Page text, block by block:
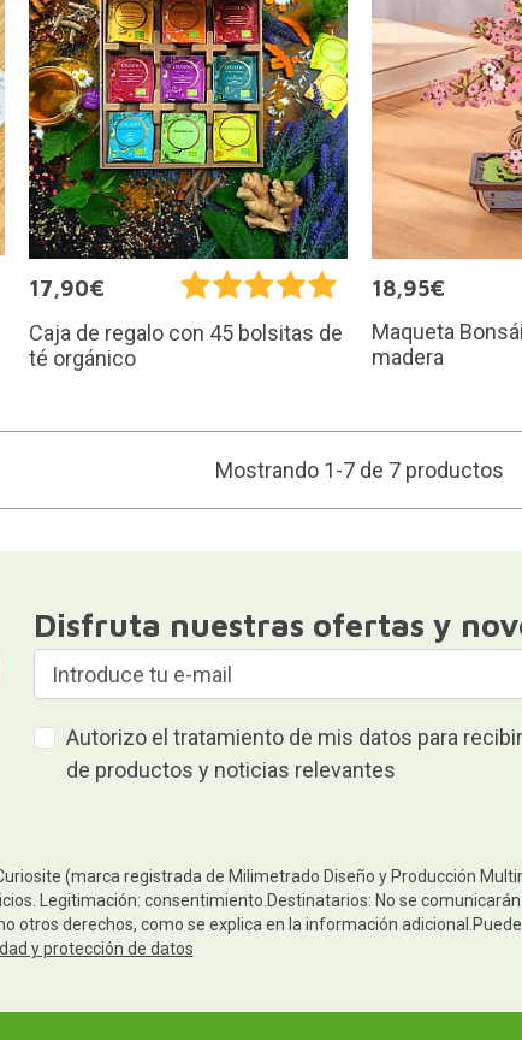
17,90€
Caja de regalo con 45 bolsitas de
té orgánico
18,95€
Maqueta
madera
Mostrando 1-7 de 7 productos
Disfruta nuestras ofertas y
Autorizo el tratamiento de mis datos para
de productos y noticias relevantes
(marca registrada de Milimetrado Diseño y Producción
Legitimación: consentimiento.Destinatarios: No se
otros derechos, como se explica en la información
y protección de datos